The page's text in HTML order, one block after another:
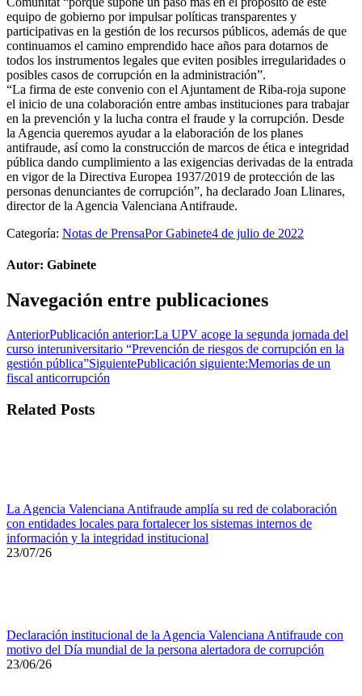
equipo de gobierno por impulsar políticas transparentes y
participativas en la gestión de los recursos públicos, además de que
continuamos el camino emprendido hace años para dotarnos de
todos los instrumentos legales que eviten posibles irregularidades o
posibles casos de corrupción en la administración”.
“La firma de este convenio con el Ajuntament de Riba-roja supone
el inicio de una colaboración entre ambas instituciones para trabajar
en la prevención y la lucha contra el fraude y la corrupción. Desde
la Agencia queremos ayudar a la elaboración de los planes
antifraude, así como la construcción de marcos de ética e integridad
pública dando cumplimiento a las exigencias derivadas de la entrada
en vigor de la Directiva Europea 1937/2019 de protección de las
personas denunciantes de corrupción”, ha declarado Joan Llinares,
director de la Agencia Valenciana Antifraude.
Categoría: Notas de PrensaPorGabinete4 de julio de 2022
Autor: Gabinete
Navegación entre publicaciones
AnteriorPublicación anterior:La UPV acoge la segunda jornada del
curso interuniversitario “Prevención de riesgos de corrupción en la
gestión pública”SiguientePublicación siguiente:Memorias de un
fiscal anticorrupción
Related Posts
La Agencia Valenciana Antifraude amplía su red de colaboración
con entidades locales para fortalecer los sistemas internos de
información y la integridad institucional
23/07/26
Declaración institucional de la Agencia Valenciana Antifraude con
motivo del Día mundial de la persona alertadora de corrupción
23/06/26